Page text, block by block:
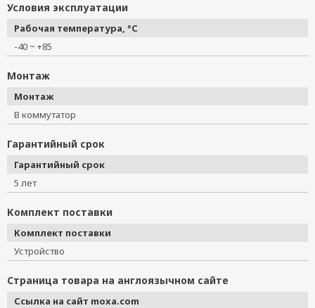
Условия эксплуатации
Рабочая температура, °C
-40 ~ +85
Монтаж
Монтаж
В коммутатор
Гарантийный срок
Гарантийный срок
5 лет
Комплект поставки
Комплект поставки
Устройство
Страница товара на англоязычном сайте
Ссылка на сайт moxa.com